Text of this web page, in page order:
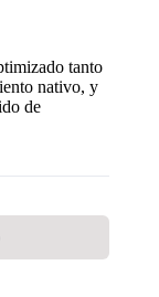
tanto
nativo, y
de